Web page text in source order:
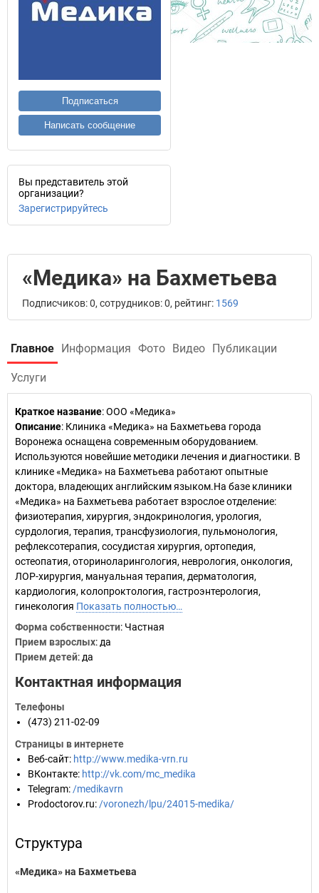
Подписаться
Написать сообщение
Вы представитель этой
организации?
Зарегистрируйтесь
«Медика» на Бахметьева
Подписчиков: 0, сотрудников: 0, рейтинг: 1569
Главное Информация Фото Видео Публикации
Услуги
Краткое название:ООО «Медика»
Описание: Клиника «Медика» на Бахметьева города
Воронежа оснащена современным оборудованием.
Используются новейшие методики лечения и диагностики. В
клинике «Медика» на Бахметьева работают опытные
доктора, владеющих английским языком.На базе клиники
«Медика» на Бахметьева работает взрослое отделение:
физиотерапия, хирургия, эндокринология, урология,
сурдология, терапия, трансфузиология, пульмонология,
рефлексотерапия, сосудистая хирургия, ортопедия,
остеопатия, оториноларингология, неврология, онкология,
ЛОР-хирургия, мануальная терапия, дерматология,
кардиология, колопроктология, гастроэнтерология,
гинекология Показать полностью…
Форма собственности: Частная
Прием взрослых: да
Прием детей: да
Контактная информация
Телефоны
(473) 211-02-09
Страницы в интернете
Веб-сайт: http://www.medika-vrn.ru
ВКонтакте: http://vk.com/mc_medika
Telegram: /medikavrn
Prodoctorov.ru: /voronezh/lpu/24015-medika/
Структура
«Медика» на Бахметьева